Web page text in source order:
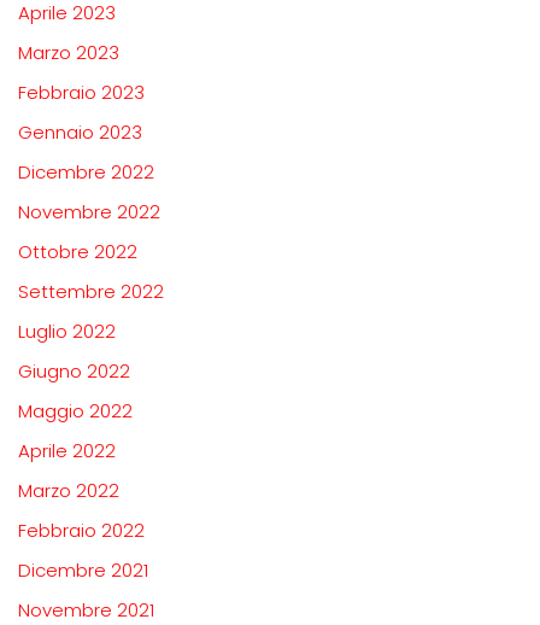
Aprile 2023
Marzo 2023
Febbraio 2023
Gennaio 2023
Dicembre 2022
Novembre 2022
Ottobre 2022
Settembre 2022
Luglio 2022
Giugno 2022
Maggio 2022
Aprile 2022
Marzo 2022
Febbraio 2022
Dicembre 2021
Novembre 2021